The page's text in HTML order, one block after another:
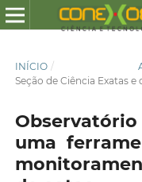
INÍCIO /
Seção de Ciência Exatas e
uma